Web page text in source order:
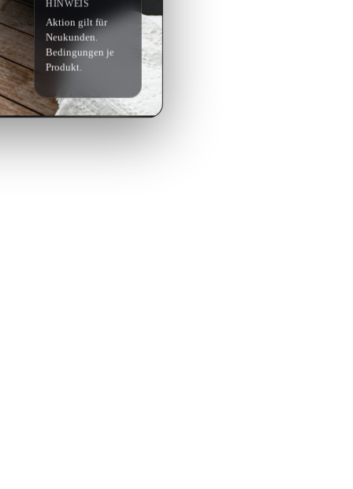
HINWEIS
Aktion gilt für
Neukunden.
Bedingungen je
Produkt.